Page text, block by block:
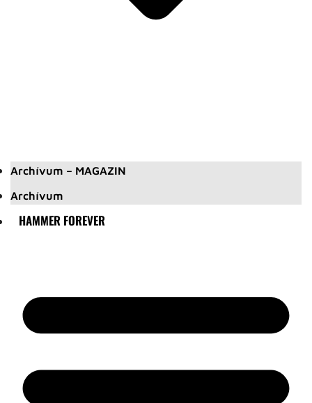
Archívum – MAGAZIN
Archívum
HAMMER FOREVER